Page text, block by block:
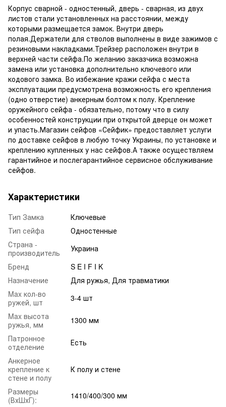
Корпус сварной - одностенный, дверь - сварная, из двух
листов стали установленных на расстоянии, между
которыми размещается замок. Внутри дверь
полая.Держатели для стволов выполнены в виде зажимов с
резиновыми накладками.Трейзер расположен внутри в
верхней части сейфа.По желанию заказчика возможна
замена или установка дополнительно ключевого или
кодового замка. Во избежание кражи сейфа с места
эксплуатации предусмотрена возможность его крепления
(одно отверстие) анкерным болтом к полу. Крепление
оружейного сейфа - обязательно, потому что в силу
особенностей конструкции при открытой дверце он может
и упасть.Магазин сейфов «Сейфик» предоставляет услуги
по доставке сейфов в любую точку Украины, по установке и
креплению купленных у нас сейфов.А также осуществляем
гарантийное и послегарантийное сервисное обслуживание
сейфов.
Характеристики
Тип Замка
Ключевые
Тип сейфа
Одностенные
Страна -
производитель
Украина
Бренд
S E I F I K
Назначение
Для ружья, Для травматики
Max кол-во
ружей, шт
3-4 шт
Max высота
ружья, мм
1300 мм
Патронное
отделение
Есть
Анкерное
крепление к
стене и полу
К полу и стене
Размеры
(ВхШхГ):
1410/400/300 мм